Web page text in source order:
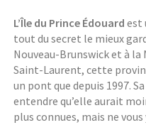
L’Île du Prince Édouard est
tout du secret le mieux
Nouveau-Brunswick et à la
Saint-Laurent, cette
un pont que depuis 1997.
entendre qu’elle aurait
plus connues, mais ne